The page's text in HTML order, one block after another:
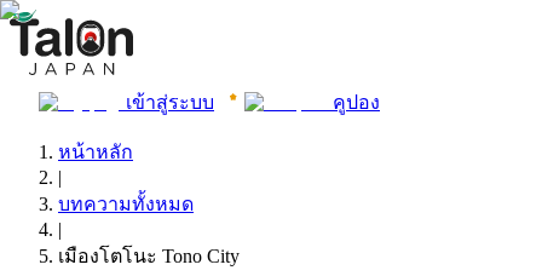
เข้าสู่ระบบ คูปอง
หน้าหลัก
|
บทความทั้งหมด
|
เมืองโตโนะ Tono City